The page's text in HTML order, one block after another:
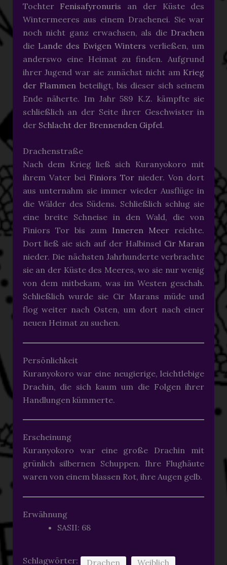
Tochter Fenisafyronuris an der Küste des
Wintermeeres aus einem Drachenei. Sie war
noch nicht ganz erwachsen, als die Drachen
die Lande des Ewigen Winters verließen, um
anderswo eine Heimat zu finden. Aufgrund
ihrer Jugend war sie zunächst nicht am Krieg
der Flammen beteiligt, bis dieser sich seinem
Ende näherte. Im Jahr 589 K.Z. kämpfte sie
schließlich an der Seite ihrer Geschwister in
der Schlacht der Brennenden Gipfel.
Drachenstraße
Nach dem Krieg ließ sich Kuranyokoro mit
ihrem Vater bei Finiors Tor nieder. Von dort
aus unternahm sie immer wieder Ausflüge in
die Wälder des Südens. Schließlich schlug sie
eine breite Schneise in den Wald, die von
Finiors Tor bis zum Inneren Meer reichte.
Dort ließ sie sich auf der Halbinsel Cir Maran
nieder. Die nächsten Jahrhunderte verbrachte
sie an der Küste des Meeres, wo sie nur wenig
von dem mitbekam, was im Westen geschah.
Schließlich wurde sie Cir Marans müde und
flog weiter nach Osten, um dort nach einer
neuen Heimat zu suchen.
Persönlichkeit
Kuranyokoro war eine neugierige, leichtlebige
Drachin, die sich kaum um die Folgen ihrer
Handlungen kümmerte.
Erscheinung
Kuranyokoro war eine große Drachin mit
grünlich silbernen Schuppen. Ihre Flughäute
waren von einem blassen Rot, ihre Augen gelb.
Erwähnung
SASII: 68
Schlagwörter: Drachen Weiblich